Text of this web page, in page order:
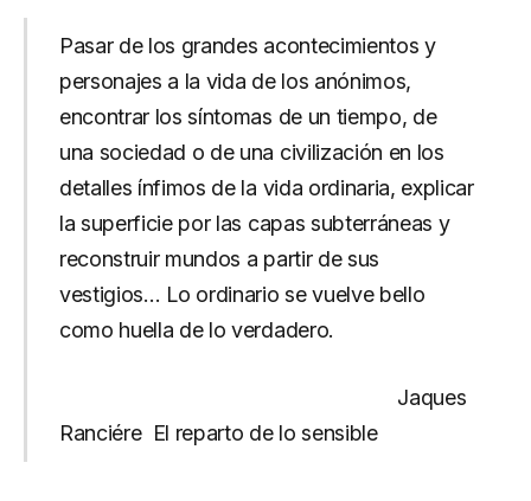
Pasar de los grandes acontecimientos y
personajes a la vida de los anónimos,
encontrar los síntomas de un tiempo, de
una sociedad o de una civilización en los
detalles ínfimos de la vida ordinaria, explicar
la superficie por las capas subterráneas y
reconstruir mundos a partir de sus
vestigios… Lo ordinario se vuelve bello
como huella de lo verdadero.
Jaques
Ranciére El reparto de lo sensible